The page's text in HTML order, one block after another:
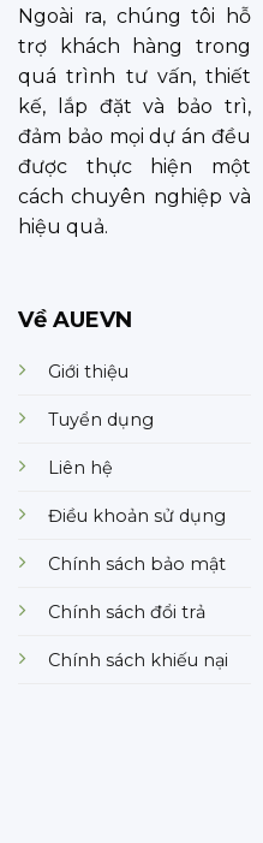
Ngoài ra, chúng tôi hỗ
trợ khách hàng trong
quá trình tư vấn, thiết
kế, lắp đặt và bảo trì,
đảm bảo mọi dự án đều
được thực hiện một
cách chuyên nghiệp và
hiệu quả.
Về AUEVN
Giới thiệu
Tuyển dụng
Liên hệ
Điều khoản sử dụng
Chính sách bảo mật
Chính sách đổi trả
Chính sách khiếu nại